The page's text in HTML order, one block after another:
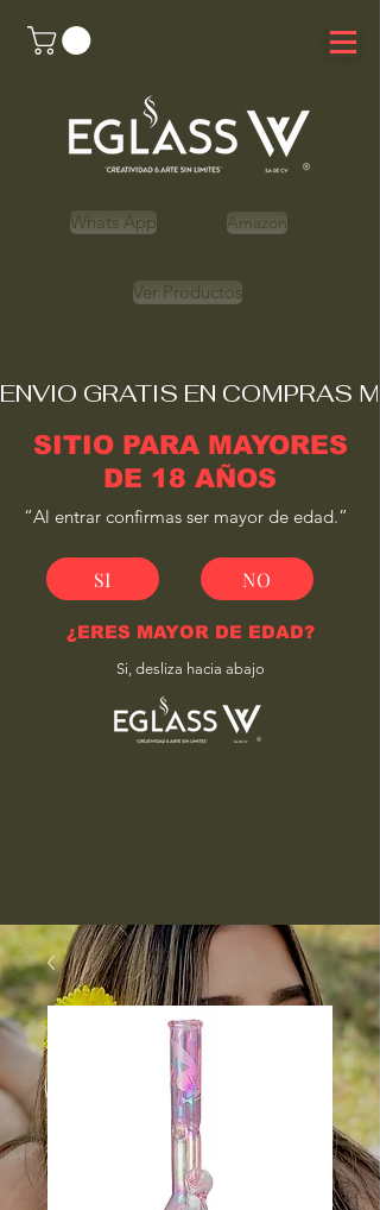
Ver Productos
ENVIO GRATIS EN COMPRAS
SITIO PARA MAYORES
DE 18 AÑOS
“Al entrar confirmas ser mayor de edad.”
SI NO
¿ERES MAYOR DE EDAD?
Si, desliza hacia abajo
Whats App Amazon